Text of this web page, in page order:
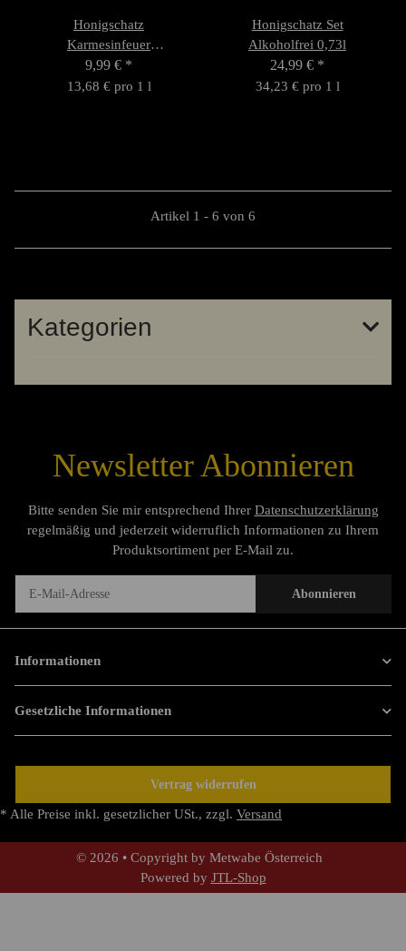
Honigschatz
Karmesinfeuer
Alkoholfrei 0,73l
9,99 € *
13,68 € pro 1 l
Honigschatz Set
Alkoholfrei 0,73l
24,99 € *
34,23 € pro 1 l
Artikel 1 - 6 von 6
Kategorien
Newsletter Abonnieren
Bitte senden Sie mir entsprechend Ihrer Datenschutzerklärung
regelmäßig und jederzeit widerruflich Informationen zu Ihrem
Produktsortiment per E-Mail zu.
Abonnieren
Informationen
Gesetzliche Informationen
Vertrag widerrufen
* Alle Preise inkl. gesetzlicher USt., zzgl. Versand
© 2026 • Copyright by Metwabe Österreich
Powered by JTL-Shop